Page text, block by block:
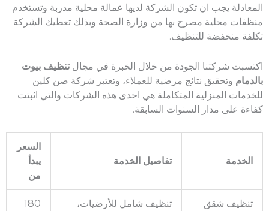
المعادلة يجب ان تكون الشركة لديها عمالة محلية مدربة وتستخدم
منظفات محلية مصرح بها من وزارة الصحة وبذلك تعطيك الشركة
تكلفة منخفضة للتنظيف.
اكتسبت شركتنا الجودة من خلال الخبرة في مجالتنظيف بيوت
بالدمام وتحقيق نتائج مرضية للعملاء، وتعتبر شركة صن كلين
للخدمات المنزلية المتكاملة هي احدى هذه الشركات والتي اثبتت
كفاءة على مدار السنوات السابقة.
الخدمة تفاصيل الخدمة
السعر
يبدأ
من
تنظيف شقق
تنظيف شامل للأرضيات،
180